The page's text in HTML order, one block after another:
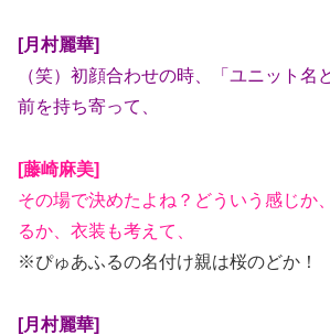
[月村麗華]
（笑）初顔合わせの時、「ユニット名
前を持ち寄って、
[藤崎麻美]
その場で決めたよね？どういう感じか
るか、衣装も考えて、
※ぴゅあふるの名付け親は桜のどか！
[月村麗華]